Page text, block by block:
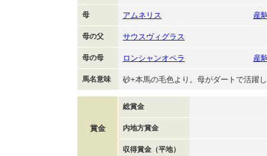
母 アムネリス 産
母の父 サウスヴィグラス
母の母 ロンシャンオペラ 産
馬名意味 砂+本馬の毛色より。母がダートで活躍
賞金
総賞金
内地方賞金
収得賞金（平地）